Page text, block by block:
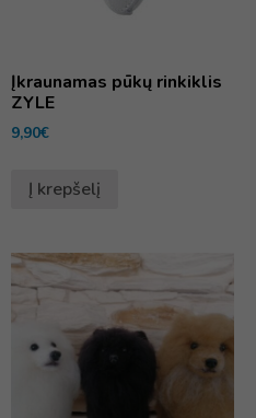
Įkraunamas pūkų rinkiklis
ZYLE
9,90€
Į krepšelį